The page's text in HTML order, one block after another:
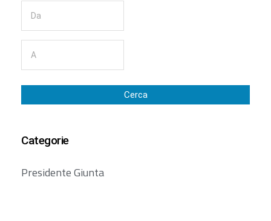
Cerca
Categorie
Presidente Giunta